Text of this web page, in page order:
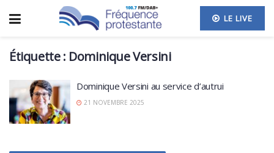
LE LIVE
Étiquette : Dominique Versini
Dominique Versini au service d’autrui
21 NOVEMBRE 2025